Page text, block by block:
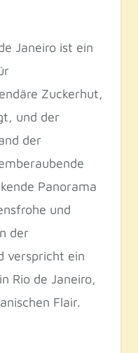
Janeiro ist ein
Zuckerhut,
und der
der
Panorama
und
der
verspricht ein
Rio de Janeiro,
Flair.